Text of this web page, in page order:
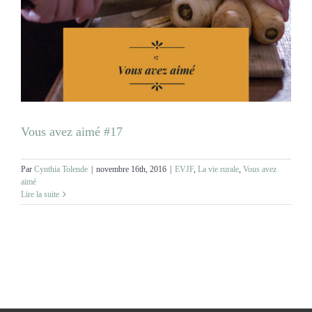
NOS ACTIVITES
CONTACT
Vous avez aimé #17
Par Cynthia Tolende | novembre 16th, 2016 | EVJF, La vie rurale Vous avez
aimé
Lire la suite